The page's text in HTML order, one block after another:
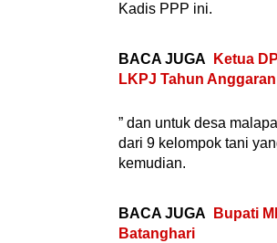
Kadis PPP ini.
BACA JUGA
Ketua
LKPJ Tahun
” dan untuk desa
dari 9 kelompok tani
kemudian.
BACA JUGA
Bupati
Batanghari